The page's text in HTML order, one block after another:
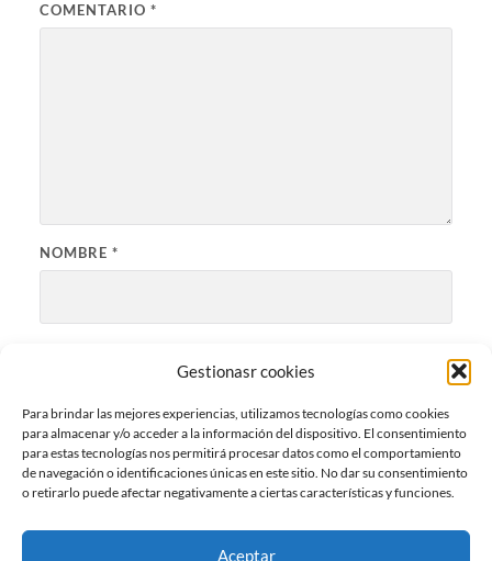
Gestionasr cookies
Para brindar las mejores experiencias, utilizamos tecnologías como cookies
para almacenar y/o acceder a la información del dispositivo. El consentimiento
para estas tecnologías nos permitirá procesar datos como el comportamiento
de navegación o identificaciones únicas en este sitio. No dar su consentimiento
o retirarlo puede afectar negativamente a ciertas características y funciones.
Aceptar
COMENTARIO *
NOMBRE *
WEB